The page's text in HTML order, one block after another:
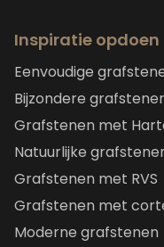
Inspiratie opdoen
Eenvoudige
Bijzondere
Grafstenen met
Natuurlijke
Grafstenen met RVS
Grafstenen met
Moderne grafstenen